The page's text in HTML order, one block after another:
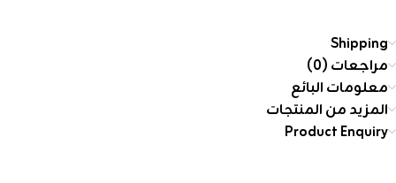
Shipping
مراجعات (0)
معلومات البائع
المزيد من المنتجات
Product Enquiry